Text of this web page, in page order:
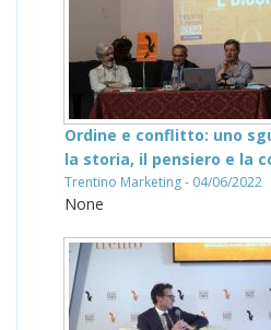
Ordine e conflitto: uno
la storia, il pensiero e la
Trentino Marketing - 04/06/2022
None